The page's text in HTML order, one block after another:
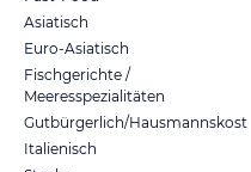
Asiatisch
Euro-Asiatisch
Fischgerichte /
Meeresspezialitäten
Gutbürgerlich/Hausmannskost
Italienisch